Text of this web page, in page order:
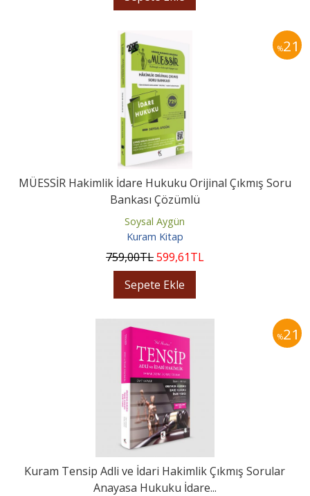
%21
MÜESSİR Hakimlik İdare Hukuku Orijinal Çıkmış Soru
Bankası Çözümlü
Soysal Aygün
Kuram Kitap
759,00TL599,61TL
Sepete Ekle
%21
Kuram Tensip Adli ve İdari Hakimlik Çıkmış Sorular
Anayasa Hukuku İdare...